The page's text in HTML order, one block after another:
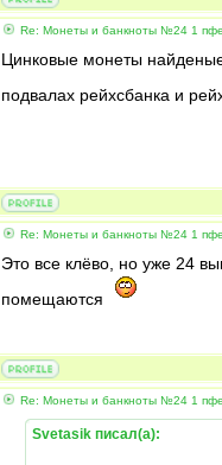
Re: Монеты и банкноты №24 1
Цинковые монеты
подвалах рейхсбанка и
Re: Монеты и банкноты №24 1
Это все клёво, но уже 24
помещаются
Re: Монеты и банкноты №24 1
Svetasik писал(а):